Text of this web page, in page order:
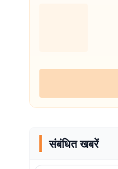
संबंधित खबरें